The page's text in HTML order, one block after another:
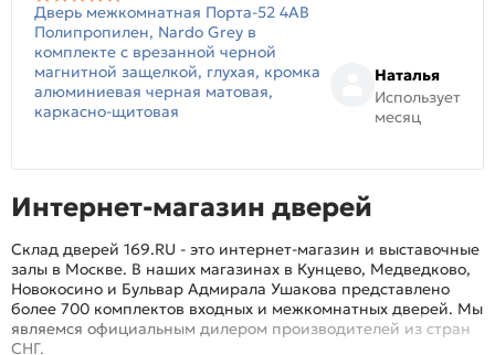
Дверь межкомнатная Порта-52 4AB
Полипропилен, Nardo Grey в
комплекте с врезанной черной
магнитной защелкой, глухая, кромка
алюминиевая черная матовая,
каркасно-щитовая
Наталья
Использует
месяц
Интернет-магазин дверей
Склад дверей 169.RU - это интернет-магазин и выставочные
залы в Москве. В наших магазинах в Кунцево, Медведково,
Новокосино и Бульвар Адмирала Ушакова представлено
более 700 комплектов входных и межкомнатных дверей. Мы
являемся официальным дилером производителей из стран
СНГ.